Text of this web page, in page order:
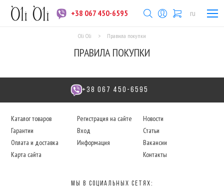
ru
+38 067 450-6595
Oli Oli > Правила покупки
ПРАВИЛА ПОКУПКИ
+38 067 450-6595
Каталог товаров
Гарантии
Оплата и доставка
Карта сайта
Регистрация на сайте
Вход
Информация
Новости
Статьи
Вакансии
Контакты
Мы в социальных сетях: